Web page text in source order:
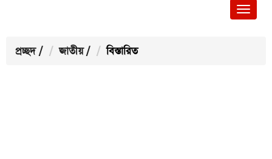
প্রচ্ছদ / জাতীয় / বিস্তারিত